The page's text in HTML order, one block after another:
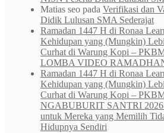
Matias seo pada Verifikasi dan
Didik Lulusan SMA Sederajat
Ramadan 1447 H di Ronaa
Kehidupan yang (Mungkin)
Curhat di Warung Kopi –
LOMBA VIDEO
Ramadan 1447 H di Ronaa
Kehidupan yang (Mungkin)
Curhat di Warung Kopi –
NGABUBURIT SANTRI
untuk Mereka yang Memilih
Hidupnya Sendiri